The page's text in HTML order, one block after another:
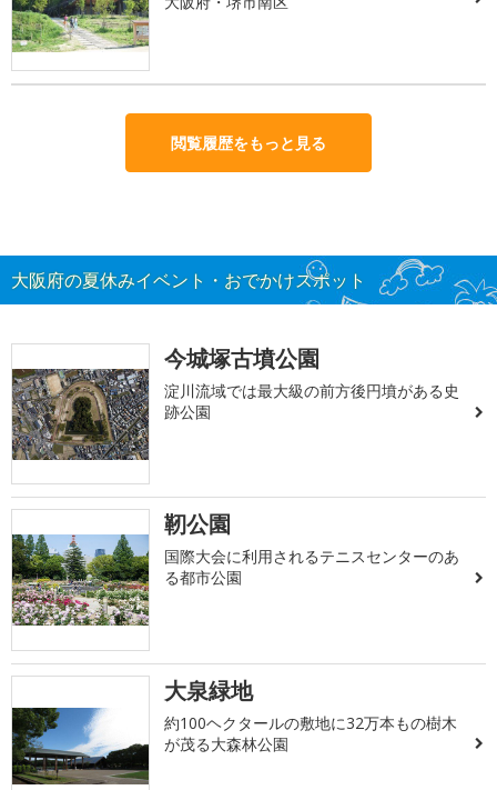
閲覧履歴をもっと見る
大阪府の夏休みイベント・おでかけスポット
今城塚古墳公園
淀川流域では最大級の前方後円墳がある史
跡公園
靭公園
国際大会に利用されるテニスセンターのあ
る都市公園
大泉緑地
約100ヘクタールの敷地に32万本もの樹木
が茂る大森林公園